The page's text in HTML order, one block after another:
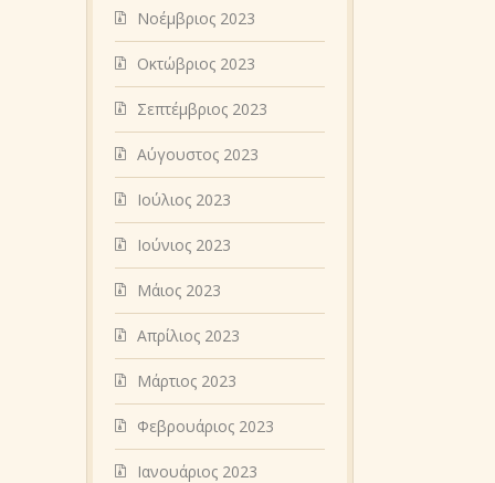
Νοέμβριος 2023
Οκτώβριος 2023
Σεπτέμβριος 2023
Αύγουστος 2023
Ιούλιος 2023
Ιούνιος 2023
Μάιος 2023
Απρίλιος 2023
Μάρτιος 2023
Φεβρουάριος 2023
Ιανουάριος 2023